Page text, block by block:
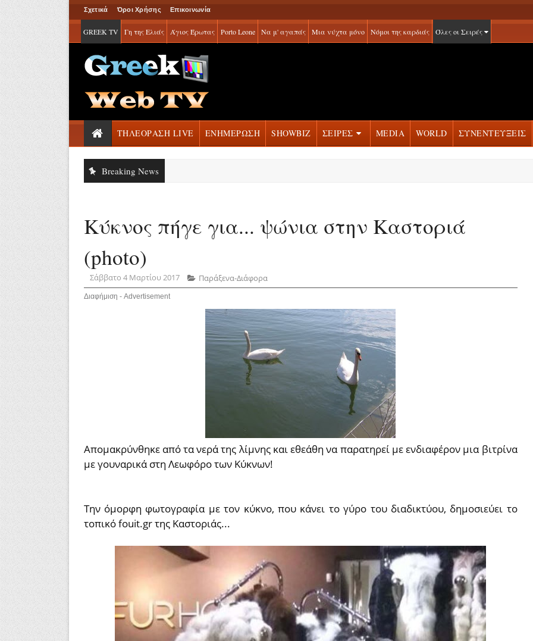
Σχετικά Όροι Χρήσης Επικοινωνία
GREEK TV Γη της Ελιάς Άγιος Έρωτας Porto Leone Να μ' αγαπάς Μια νύχτα μόνο Νόμοι της καρδιάς Όλες οι Σειρές
ΤΗΛΕΟΡΑΣΗ LIVE ΕΝΗΜΕΡΩΣΗ SHOWBIZ ΣΕΙΡΕΣ MEDIA WORLD ΣΥΝΕΝΤΕΥΞΕΙΣ
Breaking News
Κύκνος πήγε για... ψώνια στην Καστοριά
(photo)
Σάββατο 4 Μαρτίου 2017 Παράξενα-Διάφορα
Διαφήμιση - Advertisement
Απομακρύνθηκε από τα νερά της λίμνης και εθεάθη να παρατηρεί με ενδιαφέρον μια βιτρίνα
με γουναρικά στη Λεωφόρο των Κύκνων!
Την όμορφη φωτογραφία με τον κύκνο, που κάνει το γύρο του διαδικτύου, δημοσιεύει το
τοπικό fouit.gr της Καστοριάς...